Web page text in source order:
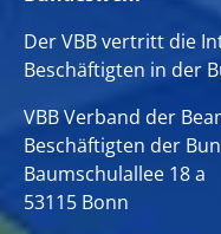
Der VBB vertritt die
Beschäftigten in der
VBB Verband der
Beschäftigten der
Baumschulallee 18 a
53115 Bonn